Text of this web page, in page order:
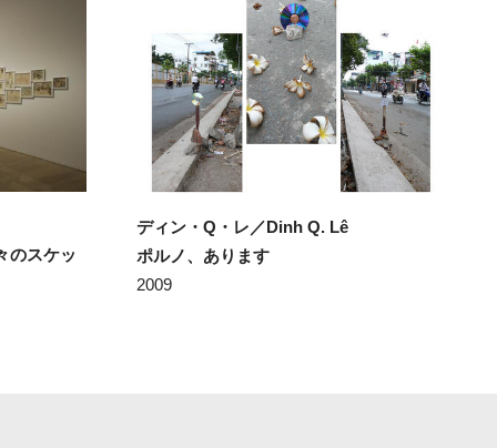
のスケッ
ディン・Q・レ／Dinh Q. Lê
ポルノ、あります
2009